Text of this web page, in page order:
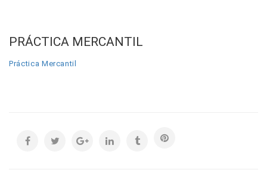
PRÁCTICA MERCANTIL
Práctica Mercantil